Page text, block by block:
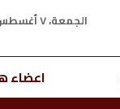
الجمعة، ٧ أغسطس ٢٠٢٦ م
اعضاء